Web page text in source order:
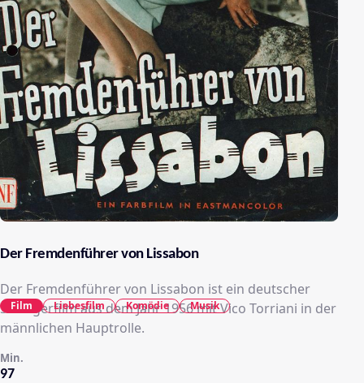
Der Fremdenführer von Lissabon
Der Fremdenführer von Lissabon ist ein deutscher
Schlagerfilm aus dem Jahr 1956 mit Vico Torriani in der
männlichen Hauptrolle.
97
Min.
Film Liebesfilm Komödie Musik